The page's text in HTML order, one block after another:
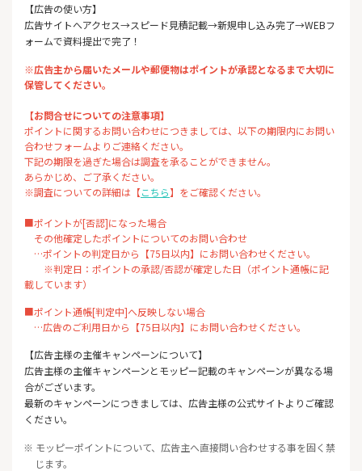
【広告の使い方】
広告サイトへアクセス→スピード見積記載→新規申し込み完了→WEBフ
ォームで資料提出で完了！
※広告主から届いたメールや郵便物はポイントが承認となるまで大切に
保管してください。
【お問合せについての注意事項】
ポイントに関するお問い合わせにつきましては、以下の期限内にお問い
合わせフォームよりご連絡ください。
下記の期限を過ぎた場合は調査を承ることができません。
あらかじめ、ご了承ください。
※調査についての詳細は【こちら】をご確認ください。
■ポイントが[否認]になった場合
その他確定したポイントについてのお問い合わせ
…ポイントの判定日から【75日以内】にお問い合わせください。
※判定日：ポイントの承認/否認が確定した日（ポイント通帳に記
載しています）
■ポイント通帳[判定中]へ反映しない場合
…広告のご利用日から【75日以内】にお問い合わせください。
【広告主様の主催キャンペーンについて】
広告主様の主催キャンペーンとモッピー記載のキャンペーンが異なる場
合がございます。
最新のキャンペーンにつきましては、広告主様の公式サイトよりご確認
ください。
※ モッピーポイントについて、広告主へ直接問い合わせする事を固く禁
じます。